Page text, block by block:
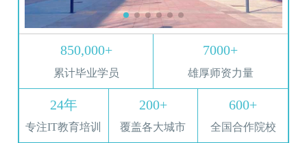
850,000+
累计毕业学员
7000+
雄厚师资力量
24年
专注IT教育培训
200+
覆盖各大城市
600+
全国合作院校